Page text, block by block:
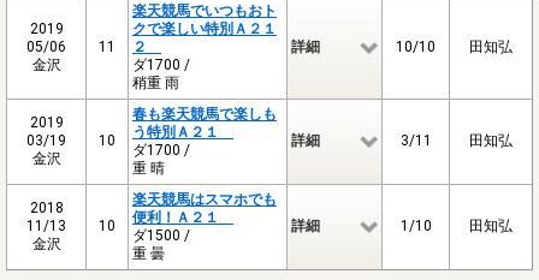
2019
05/06
金沢
11
楽天競馬でいつもおト
クで楽しい特別Ａ２１
２
ダ1700 /
稍重 雨
詳細 10/10 田知弘
2019
03/19
金沢
10
春も楽天競馬で楽しも
う特別Ａ２１
ダ1700 /
重 晴
詳細 3/11 田知弘
2018
11/13
金沢
10
楽天競馬はスマホでも
便利！Ａ２１
ダ1500 /
重 曇
詳細 1/10 田知弘